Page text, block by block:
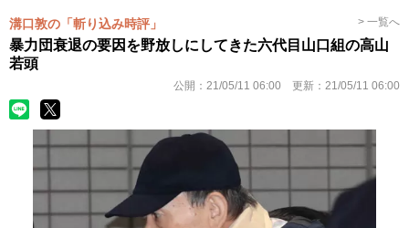
溝口敦の「斬り込み時評」 > 一覧へ
暴力団衰退の要因を野放しにしてきた六代目山口組の高山
若頭
公開： 21/05/11 06:00 更新： 21/05/11 06:00